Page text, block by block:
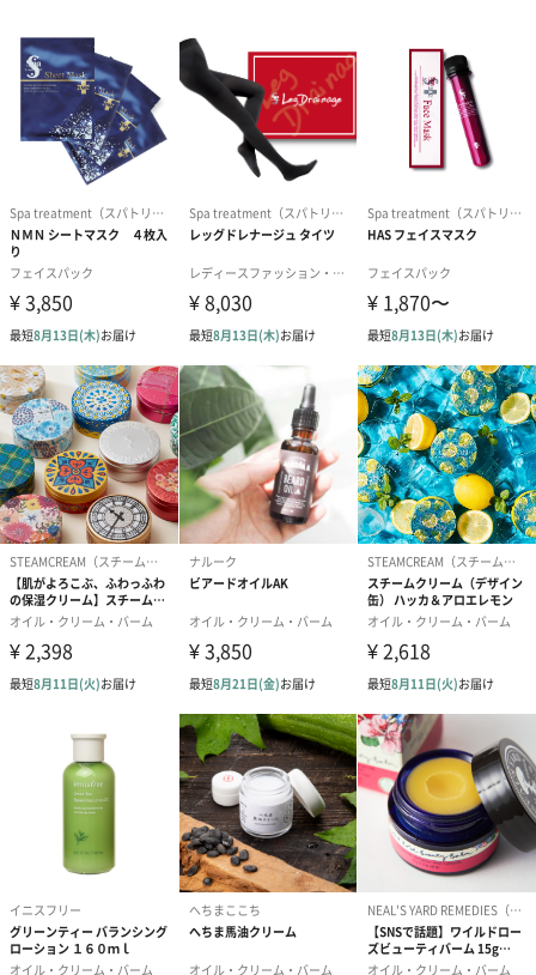
パッケージ外
装
パッケージ外
装サイズ
幅：直径68mm・奥行：直径68mm・高さ：58mm
パッケージ全
体重量 ※商
品含む
水、BG、グリセリン、ソルビトール、トリエチルヘキ
サノイン、ホホバ種子油、ジメチコン、アロエベラ葉
水、ペンチレングリコール、ベヘニルアルコール、ラ
ラエキス、アルガニアスピノサ核油、メドウフォーム
油、酵母エキス、加水分解ローヤルゼリーエキス、加
水分解バクガエキス、加水分解シルク、シャクヤク根
エキス、ハマメリス葉エキス、ハトムギ種子エキス、
グリチルリチン酸2K、1、2－ヘキサンジオール、ペン
タステアリン酸ポリグリセリル－10、水添ナタネ油ア
ルコール、マカデミアナッツ脂肪酸フィトステリル、
ステアリン酸ポリグリセリル－10、ステアリン酸グリ
セリル、水添レシチン、レシチン、（アクリレーツ／
アクリル酸アルキル（C10－30））クロスポリマー、
ステアロイル乳酸Na、キサンタンガム、トコフェロー
ル、アスコルビン酸、リンゴ酸、カルボマー、水酸化
K、ペンテト酸5Na、フェノキシエタノール、エタノー
保存方法
極端に高温又は低温の場所、直射日光のあたる場所に
は保管しないでください。
使用上の注
意・使用法
お肌に異常が生じてないかよく注意してご使用くださ
い。化粧品がお肌に合わない即ち次のような場合に
は、ご使用を中止してください。そのまま化粧品類の
使用を続けますと、症状を悪化させることがあります
ので、皮膚科専門医等にご相談されることをおすすめ
いたします。
・使用中、はれ、かゆみ、刺激、色抜け（白斑等）や
黒ずみ等の異常があらわれた場合。
・使用したお肌に、直射日光が当たって上記のような
異常があらわれた場合。
傷やはれもの、湿疹等、異常がある部位にはお使いに
ならないでください。